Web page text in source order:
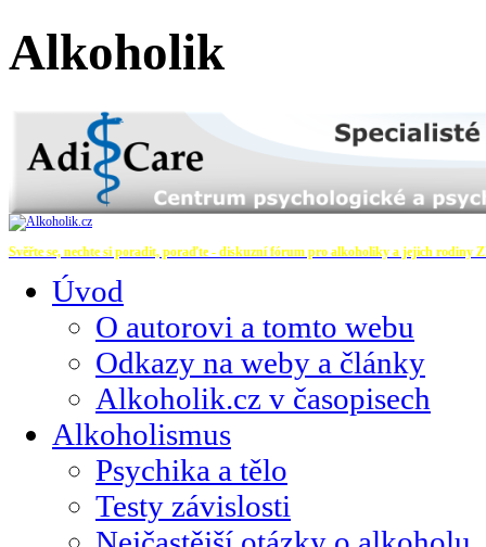
Alkoholik
Svěřte se, nechte si poradit, poraďte - diskuzní fórum pro alkoholiky a jejich rodiny
Úvod
O autorovi a tomto webu
Odkazy na weby a články
Alkoholik.cz v časopisech
Alkoholismus
Psychika a tělo
Testy závislosti